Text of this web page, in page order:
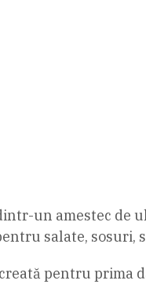
un amestec de
salate,
pentru